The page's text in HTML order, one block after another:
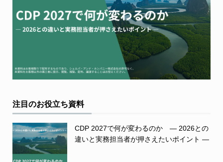
注目のお役立ち資料
CDP 2027で何が変わるのか ― 2026との
違いと実務担当者が押さえたいポイント ―